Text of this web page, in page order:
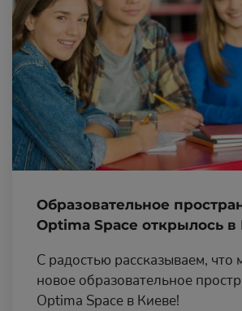
Образовательное
Optima Space открылось в
С радостью рассказываем, что
новое образовательное
Optima Space в Киеве!